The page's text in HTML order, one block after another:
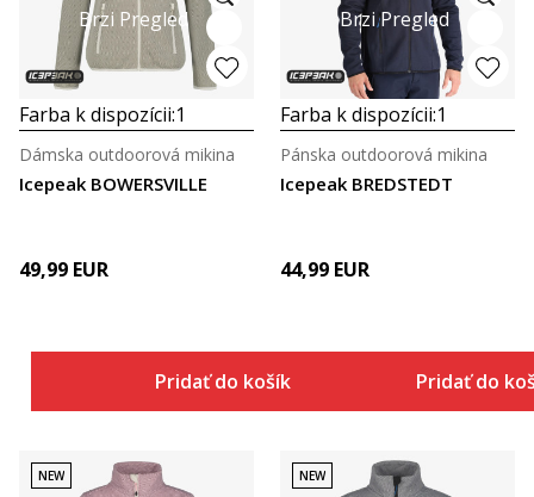
Brzi Pregled
Farba k dispozícii:1
Icepeak BOWERSVILLE
Dámska outdoorová mikina
49,99 EUR
Pridať do košíka
Brzi Pregled
Farba k dispozícii:1
Icepeak BREDSTEDT
Pánska outdoorová mikina
44,99 EUR
Pridať do
NEW NEW